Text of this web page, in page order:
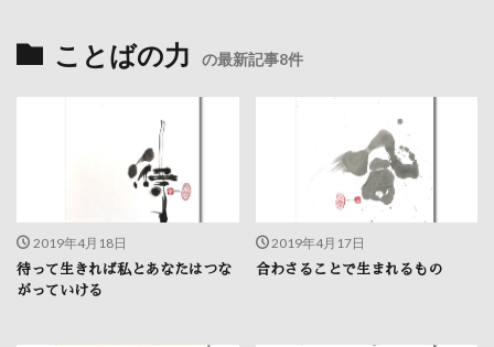
ことばの力 の最新記事8件
2019年4月18日
待って生きれば私とあなたはつな
がっていける
2019年4月17日
合わさることで生まれるもの